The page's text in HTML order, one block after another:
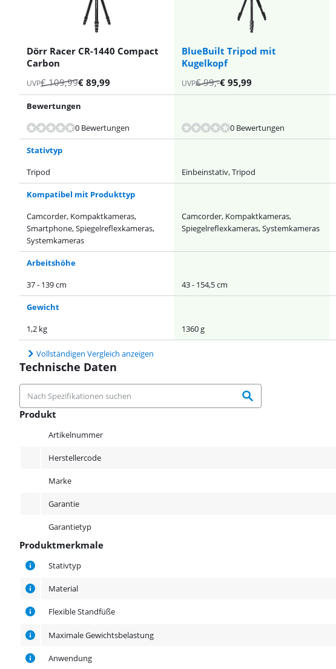
Dörr Racer CR-1440 Compact
Carbon
BlueBuilt Tripod mit
Kugelkopf
UVP€109,99€ 89,99 UVP€99,-€ 95,99
Bewertungen
0 Bewertungen
0 Bewertungen
Bewertet mit 8,4 von 10, basierend auf 9 Bewertungen.
Bewertet mit 9,3 von 10, basierend auf 9 Bewertungen.
Bewertet mit 9,3 von 10, basierend auf 11 Bewertungen.
Stativtyp
Tripod
Einbeinstativ, Tripod
Kompatibel mit Produkttyp
Camcorder, Kompaktkameras,
Smartphone, Spiegelreflexkameras,
Systemkameras
Camcorder, Kompaktkameras,
Spiegelreflexkameras, Systemkameras
Arbeitshöhe
37 - 139 cm
43 - 154,5 cm
Gewicht
1,2 kg
1360 g
Vollständigen Vergleich anzeigen
Technische Daten
Produkt
Artikelnummer
Herstellercode
Marke
Garantie
Garantietyp
Produktmerkmale
Produktmerkmale
Stativtyp
Material
Flexible Standfüße
Maximale Gewichtsbelastung
Anwendung